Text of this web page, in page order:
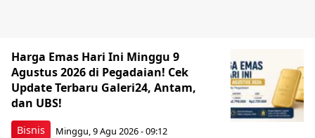
Bisnis
Harga Emas Hari Ini Minggu 9
Agustus 2026 di Pegadaian! Cek
Update Terbaru Galeri24, Antam,
dan UBS!
Minggu, 9 Agu 2026 - 09:12